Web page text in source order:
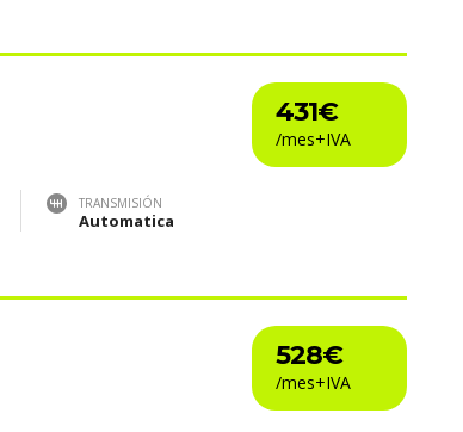
431€
TRANSMISIÓN
Automatica
528€